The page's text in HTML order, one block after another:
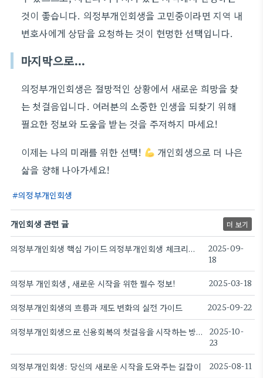
것이 좋습니다. 의정부개인회생을 고민중이라면 지역 내
변호사에게 상담을 요청하는 것이 현명한 선택입니다.
마지막으로…
의정부개인회생은 절망적인 상황에서 새로운 희망을 찾
는 첫걸음입니다. 여러분의 소중한 인생을 되찾기 위해
필요한 정보와 도움을 받는 것을 주저하지 마세요!
이제는 나의 미래를 위한 선택!
개인회생으로 더 나은
삶을 향해 나아가세요!
의정부개인회생
개인회생 관련 글 더 보기
의정부개인회생 핵심 가이드 의정부개인회생 체크리스트
2025-09-
18
의정부 개인회생, 새로운 시작을 위한 필수 정보! 2025-03-18
의정부개인회생의 흐름과 제도 변화의 실전 가이드 2025-09-22
의정부개인회생으로 신용회복의 첫걸음을 시작하는 방법
2025-10-
23
의정부개인회생: 당신의 새로운 시작을 도와주는 길잡이 2025-08-11